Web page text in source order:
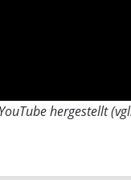
hergestellt